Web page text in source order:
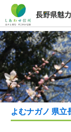
よむナガノ 県立